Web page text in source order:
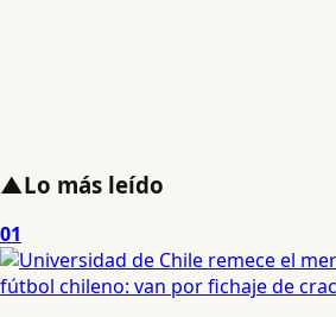
▲Lo más leído
01